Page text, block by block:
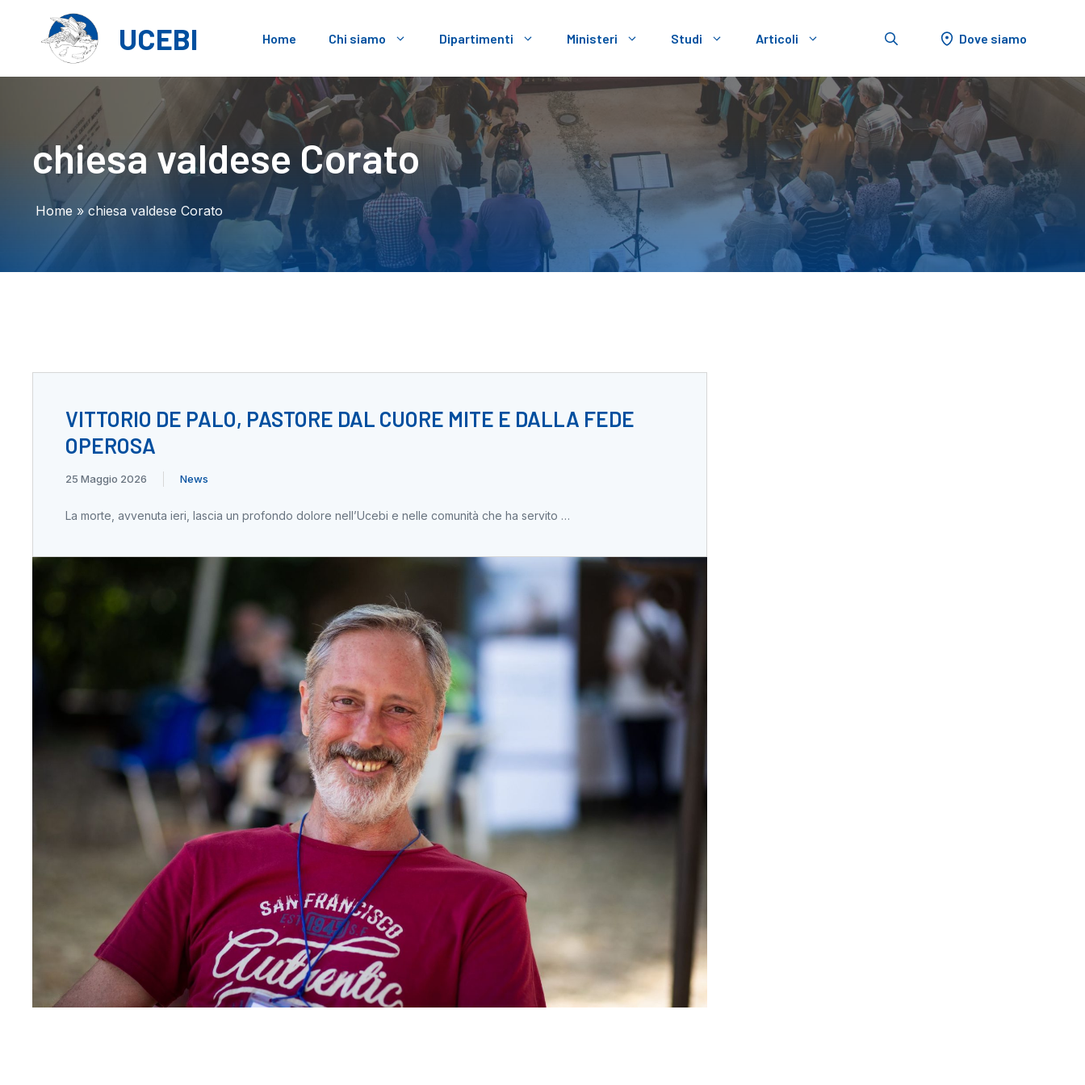
contenuto
UCEBI Home Chi siamo Dipartimenti Ministeri Studi Articoli Dove siamo
chiesa valdese Corato
Home » chiesa valdese Corato
VITTORIO DE PALO, PASTORE DAL CUORE MITE E DALLA FEDE
OPEROSA
25 Maggio 2026 News
La morte, avvenuta ieri, lascia un profondo dolore nell’Ucebi e nelle comunità che ha servito …